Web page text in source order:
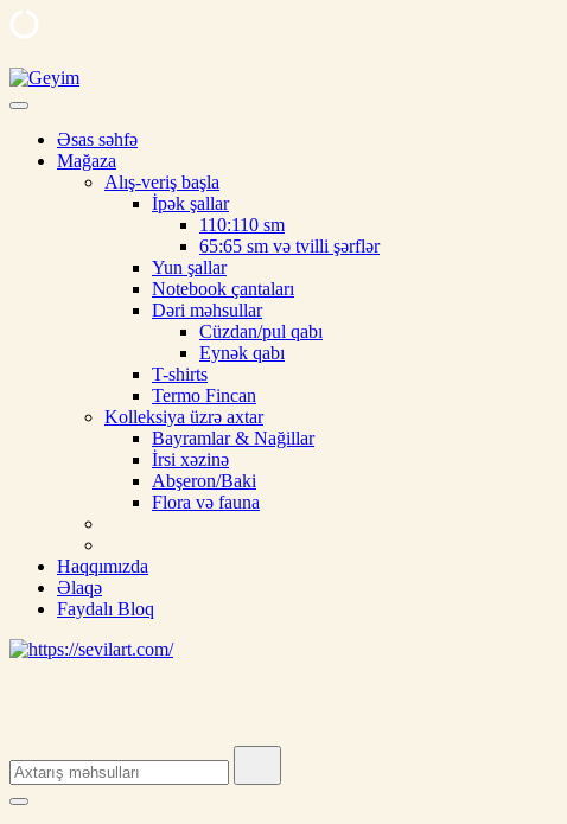
Skip
to
Əsas səhfə
Mağaza
Alış-veriş başla
İpək şallar
110:110 sm
65:65 sm və tvilli şərflər
Yun şallar
Notebook çantaları
Dəri məhsullar
Cüzdan/pul qabı
Eynək qabı
T-shirts
Termo Fincan
Kolleksiya üzrə axtar
Bayramlar & Nağillar
İrsi xəzinə
Abşeron/Baki
Flora və fauna
Haqqımızda
Əlaqə
Faydalı Bloq
for: